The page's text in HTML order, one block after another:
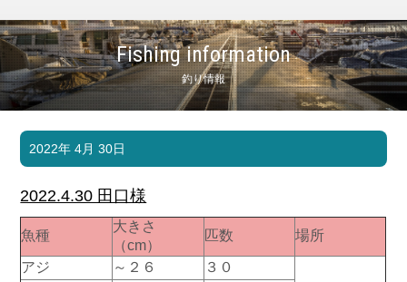
Fishing information
釣り情報
マリンクラブ
マリンライフを堪能したい！
ボート販売
ボート免許
長年の実績と信頼！
店舗情報 公式ブログ
2022年 4月 30日
2022.4.30 田口様
魚種
大きさ
（cm）
匹数 場所
アジ ～２６ ３０